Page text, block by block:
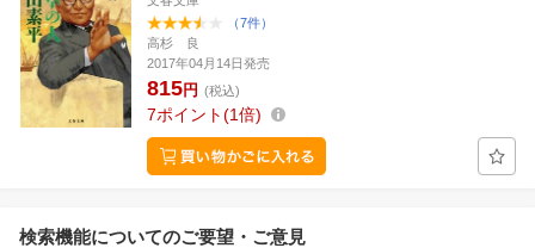
（7件）
高杉 良
2017年04月14日発売
815円 (税込)
7ポイント 1倍
検索機能についてのご要望・ご意見